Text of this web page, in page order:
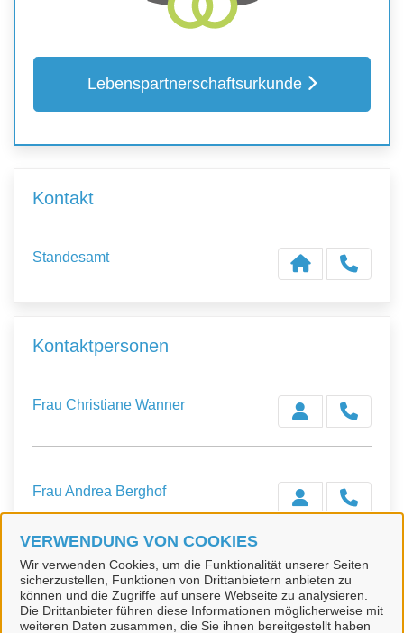
VERWENDUNG VON COOKIES
Wir verwenden Cookies, um die Funktionalität unserer Seiten
sicherzustellen, Funktionen von Drittanbietern anbieten zu
können und die Zugriffe auf unsere Webseite zu analysieren.
Die Drittanbieter führen diese Informationen möglicherweise mit
weiteren Daten zusammen, die Sie ihnen bereitgestellt haben
Lebenspartnerschaftsurkunde
Kontakt
Standesamt
Kontaktpersonen
Frau Christiane Wanner
Frau Andrea Berghof
Frau Kirsten Hüber